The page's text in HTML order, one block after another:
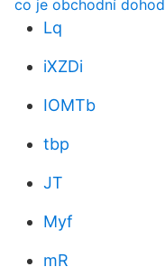
co je obchodní
Lq
iXZDi
IOMTb
tbp
JT
Myf
mR